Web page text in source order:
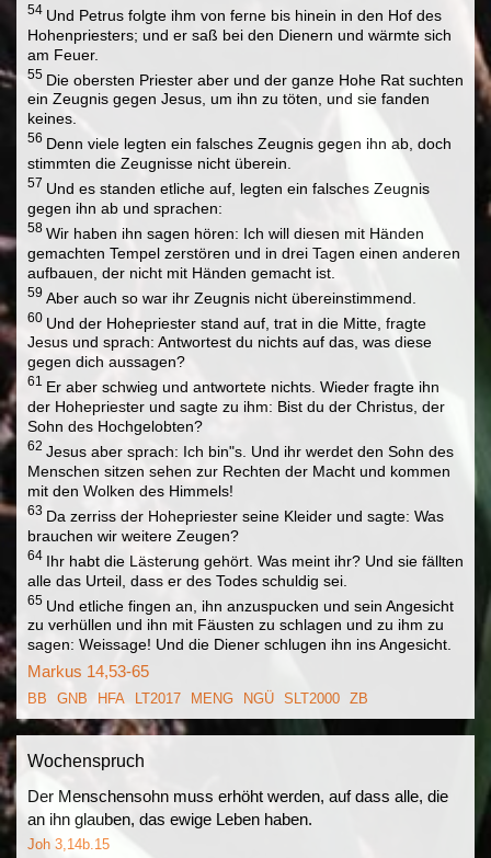
54 Und Petrus folgte ihm von ferne bis hinein in den Hof des
Hohenpriesters; und er saß bei den Dienern und wärmte sich
am Feuer.
55 Die obersten Priester aber und der ganze Hohe Rat suchten
ein Zeugnis gegen Jesus, um ihn zu töten, und sie fanden
keines.
56 Denn viele legten ein falsches Zeugnis gegen ihn ab, doch
stimmten die Zeugnisse nicht überein.
57 Und es standen etliche auf, legten ein falsches Zeugnis
gegen ihn ab und sprachen:
58 Wir haben ihn sagen hören: Ich will diesen mit Händen
gemachten Tempel zerstören und in drei Tagen einen anderen
aufbauen, der nicht mit Händen gemacht ist.
59 Aber auch so war ihr Zeugnis nicht übereinstimmend.
60 Und der Hohepriester stand auf, trat in die Mitte, fragte
Jesus und sprach: Antwortest du nichts auf das, was diese
gegen dich aussagen?
61 Er aber schwieg und antwortete nichts. Wieder fragte ihn
der Hohepriester und sagte zu ihm: Bist du der Christus, der
Sohn des Hochgelobten?
62 Jesus aber sprach: Ich bin"s. Und ihr werdet den Sohn des
Menschen sitzen sehen zur Rechten der Macht und kommen
mit den Wolken des Himmels!
63 Da zerriss der Hohepriester seine Kleider und sagte: Was
brauchen wir weitere Zeugen?
64 Ihr habt die Lästerung gehört. Was meint ihr? Und sie fällten
alle das Urteil, dass er des Todes schuldig sei.
65 Und etliche fingen an, ihn anzuspucken und sein Angesicht
zu verhüllen und ihn mit Fäusten zu schlagen und zu ihm zu
sagen: Weissage! Und die Diener schlugen ihn ins Angesicht.
Markus 14,53-65
BB GNB HFA LT2017 MENG NGÜ SLT2000 ZB
Wochenspruch
Der Menschensohn muss erhöht werden, auf dass alle, die
an ihn glauben, das ewige Leben haben.
Joh 3,14b.15